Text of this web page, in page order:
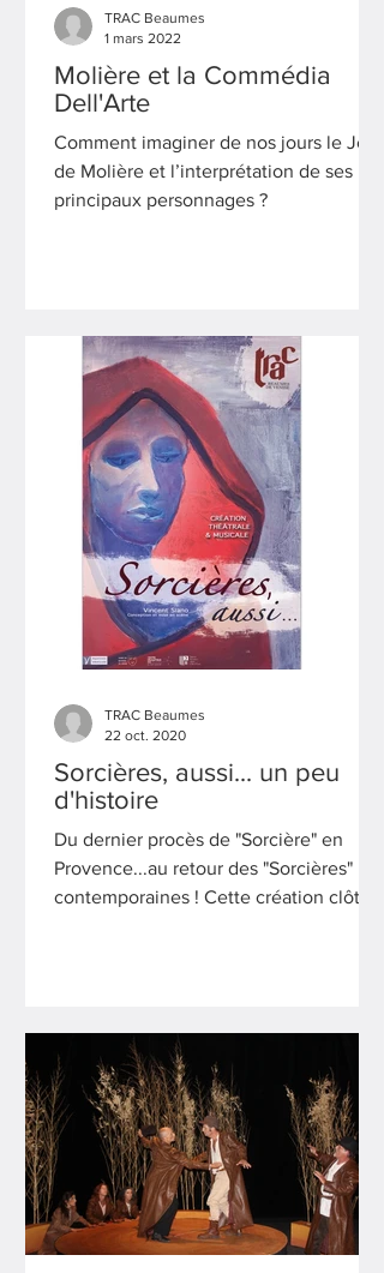
Molière et la Commédia
Dell'Arte
Comment imaginer de nos jours le Jeu
de Molière et l’interprétation de ses
principaux personnages ?
TRAC Beaumes
1 mars 2022
Sorcières, aussi... un peu
d'histoire
Du dernier procès de "Sorcière" en
Provence...au retour des "Sorcières"
contemporaines ! Cette création clôt la
TRAC Beaumes
22 oct. 2020